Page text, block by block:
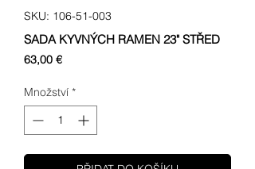
SKU: 106-51-003
SADA KYVNÝCH RAMEN 23" STŘED
63,00 €Cena
Množství *